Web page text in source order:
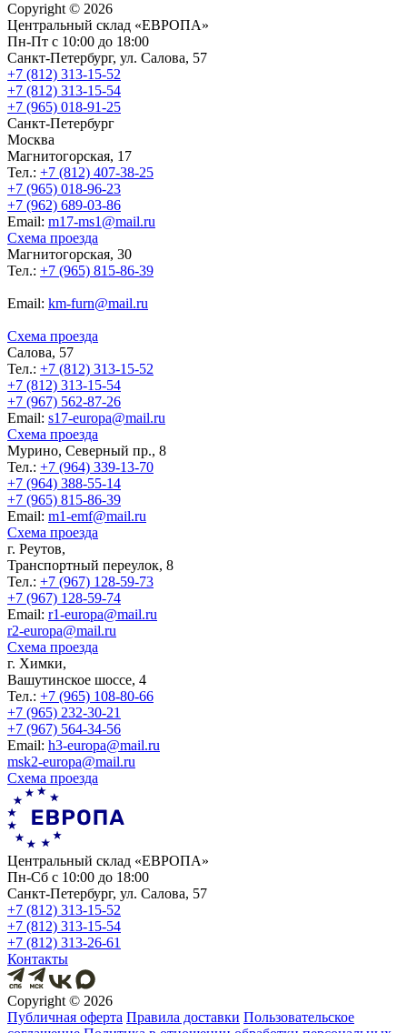
Copyright © 2026
Центральный склад «ЕВРОПА»
Пн-Пт с 10:00 до 18:00
Санкт-Петербург, ул. Салова, 57
+7 (812) 313-15-52
+7 (812) 313-15-54
+7 (965) 018-91-25
Санкт-Петербург
Москва
Магнитогорская, 17
Тел.: +7 (812) 407-38-25
+7 (965) 018-96-23
+7 (962) 689-03-86
Еmail: m17-ms1@mail.ru
Схема проезда
Магнитогорская, 30
Тел.: +7 (965) 815-86-39
Еmail: km-furn@mail.ru
Схема проезда
Салова, 57
Тел.: +7 (812) 313-15-52
+7 (812) 313-15-54
+7 (967) 562-87-26
Еmail: s17-europa@mail.ru
Схема проезда
Мурино, Северный пр., 8
Тел.: +7 (964) 339-13-70
+7 (964) 388-55-14
+7 (965) 815-86-39
Еmail: m1-emf@mail.ru
Схема проезда
г. Реутов,
Транспортный переулок, 8
Тел.: +7 (967) 128-59-73
+7 (967) 128-59-74
Еmail: r1-europa@mail.ru
r2-europa@mail.ru
Схема проезда
г. Химки,
Вашутинское шоссе, 4
Тел.: +7 (965) 108-80-66
+7 (965) 232-30-21
+7 (967) 564-34-56
Еmail: h3-europa@mail.ru
msk2-europa@mail.ru
Схема проезда
Центральный склад «ЕВРОПА»
Пн-Сб с 10:00 до 18:00
Санкт-Петербург, ул. Салова, 57
+7 (812) 313-15-52
+7 (812) 313-15-54
+7 (812) 313-26-61
Контакты
Copyright © 2026
Публичная оферта Правила доставки Пользовательское